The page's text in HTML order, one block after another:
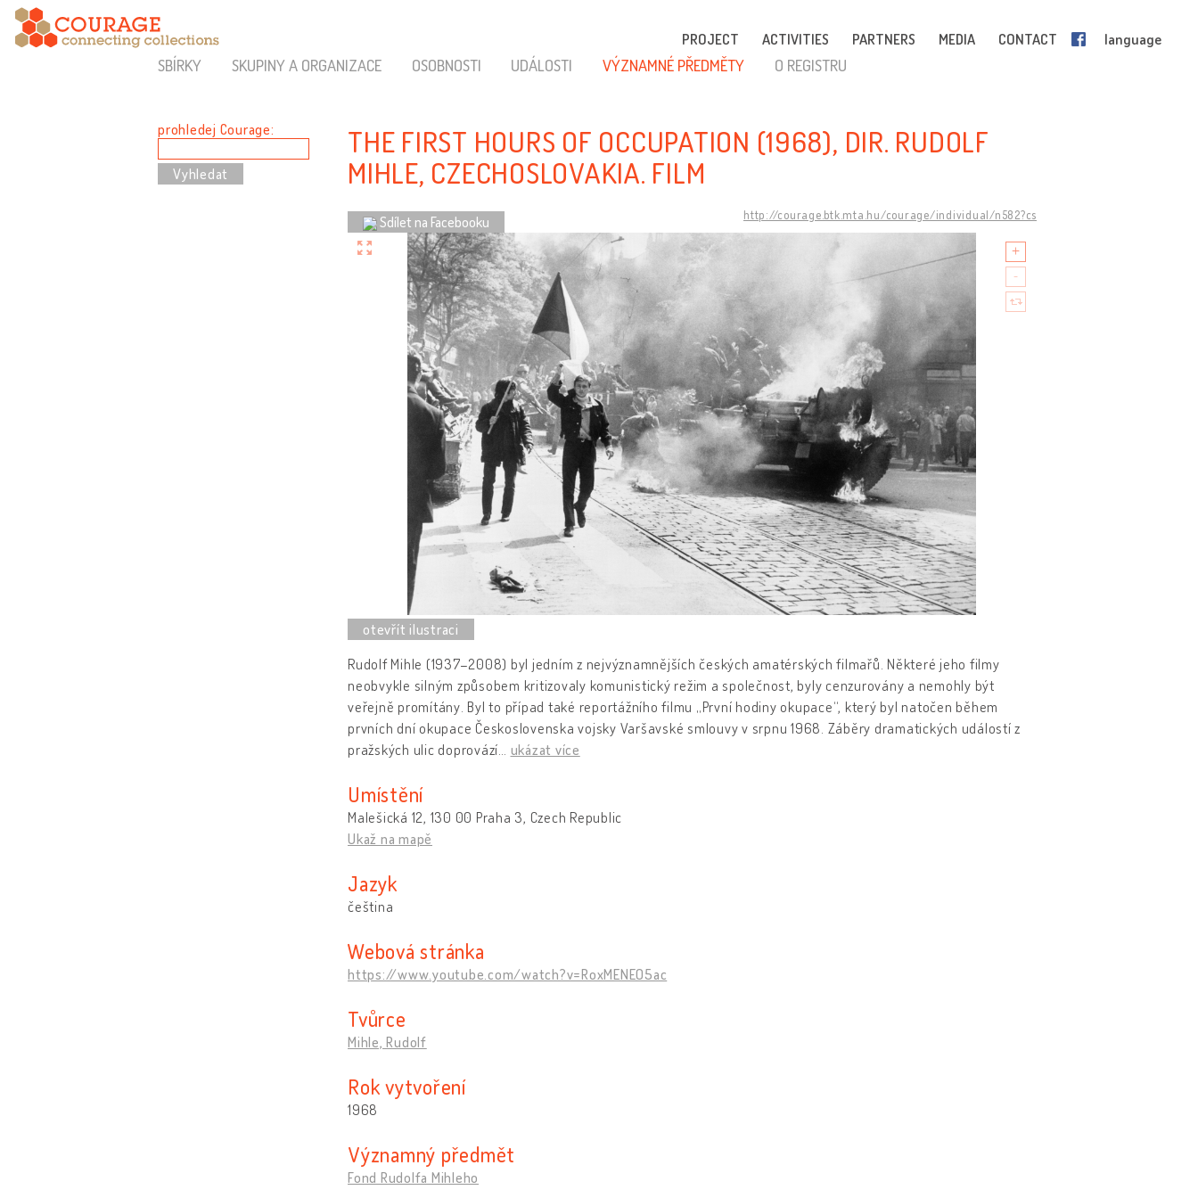
PROJECT ACTIVITIES PARTNERS MEDIA CONTACT language
SBÍRKY SKUPINY A ORGANIZACE OSOBNOSTI UDÁLOSTI VÝZNAMNÉ PŘEDMĚTY O REGISTRU
prohledej Courage:
THE FIRST HOURS OF OCCUPATION (1968), DIR. RUDOLF
MIHLE, CZECHOSLOVAKIA. FILM
http://courage.btk.mta.hu/courage/individual/n582?cs
Sdílet na Facebooku
Rudolf Mihle (1937–2008) byl jedním z nejvýznamnějších českých amatérských filmařů. Některé jeho filmy
neobvykle silným způsobem kritizovaly komunistický režim a společnost, byly cenzurovány a nemohly být
veřejně promítány. Byl to případ také reportážního filmu „První hodiny okupace“, který byl natočen během
prvních dní okupace Československa vojsky Varšavské smlouvy v srpnu 1968. Záběry dramatických událostí z
pražských ulic doprovází
ukázat více
Umístění
Malešická 12, 130 00 Praha 3, Czech Republic
Ukaž na mapě
Jazyk
čeština
Webová stránka
https://www.youtube.com/watch?v=RoxMENEO5ac
Tvůrce
Mihle, Rudolf
Rok vytvoření
1968
Významný předmět
Fond Rudolfa Mihleho